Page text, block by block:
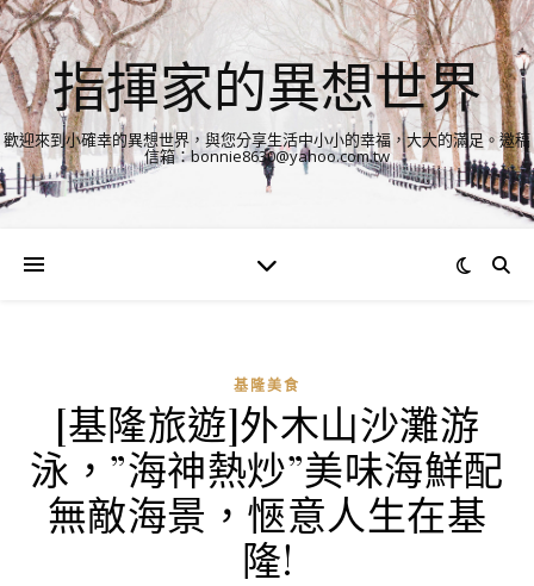
指揮家的異想世界
歡迎來到小確幸的異想世界，與您分享生活中小小的幸福，大大的滿足。邀稿
信箱：bonnie8630@yahoo.com.tw
基隆美食
[基隆旅遊]外木山沙灘游
泳，”海神熱炒”美味海鮮配
無敵海景，愜意人生在基
隆!